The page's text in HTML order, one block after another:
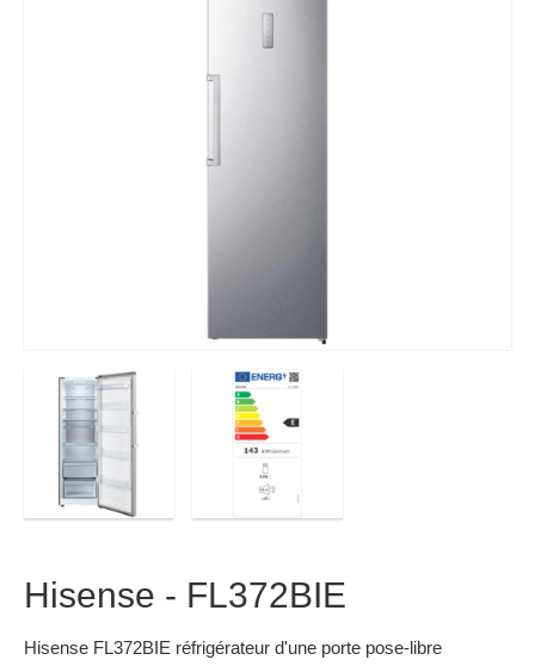
Hisense - FL372BIE
Hisense FL372BIE réfrigérateur d'une porte pose-libre